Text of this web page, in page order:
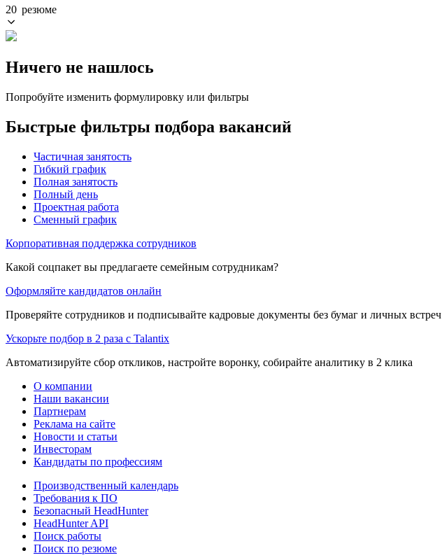
20 резюме
Ничего не нашлось
Попробуйте изменить формулировку или фильтры
Быстрые фильтры подбора вакансий
Частичная занятость
Гибкий график
Полная занятость
Полный день
Проектная работа
Сменный график
Корпоративная поддержка сотрудников
Какой соцпакет вы предлагаете семейным сотрудникам?
Оформляйте кандидатов онлайн
Проверяйте сотрудников и подписывайте кадровые документы без бумаг и личных встреч
Ускорьте подбор в 2 раза с Talantix
Автоматизируйте сбор откликов, настройте воронку, собирайте аналитику в 2 клика
О компании
Наши вакансии
Партнерам
Реклама на сайте
Новости и статьи
Инвесторам
Кандидаты по профессиям
Производственный календарь
Требования к ПО
Безопасный HeadHunter
HeadHunter API
Поиск работы
Поиск по резюме